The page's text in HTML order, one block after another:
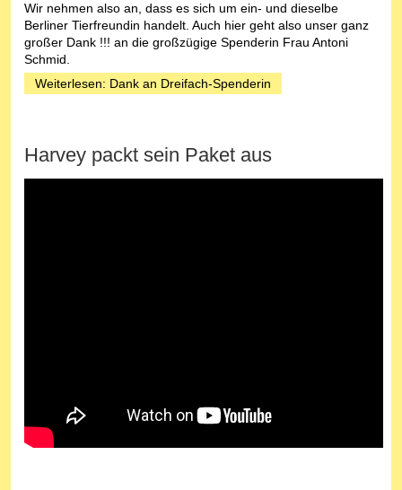
Wir nehmen also an, dass es sich um ein- und dieselbe
Berliner Tierfreundin handelt. Auch hier geht also unser ganz
großer Dank !!! an die großzügige Spenderin Frau Antoni
Schmid.
Weiterlesen: Dank an Dreifach-Spenderin
Harvey packt sein Paket aus